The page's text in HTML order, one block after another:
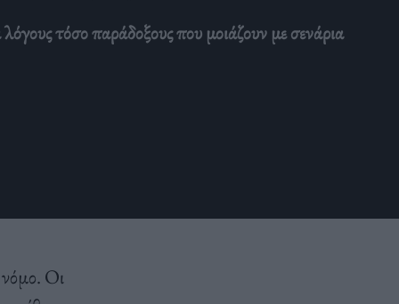
τόσο παράδοξους που μοιάζουν με σενάρια
νόμο. Οι